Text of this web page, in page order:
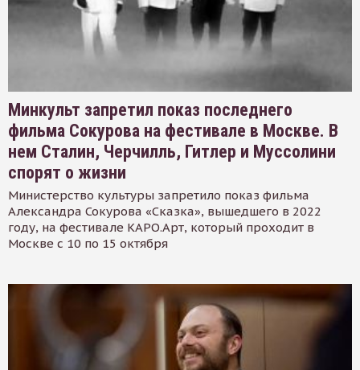
Минкульт запретил показ последнего
фильма Сокурова на фестивале в Москве. В
нем Сталин, Черчилль, Гитлер и Муссолини
спорят о жизни
Министерство культуры запретило показ фильма
Александра Сокурова «Сказка», вышедшего в 2022
году, на фестивале КАРО.Арт, который проходит в
Москве с 10 по 15 октября